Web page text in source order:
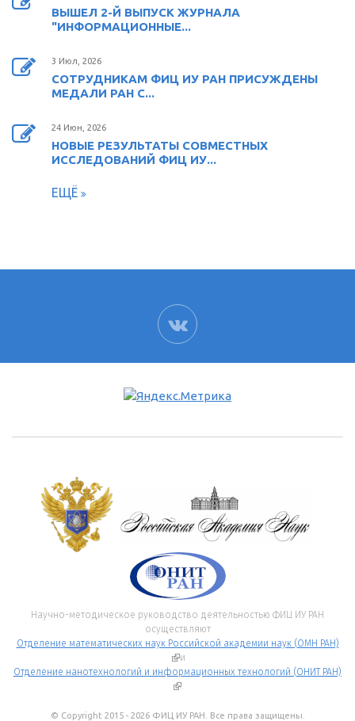
ВЫШЕЛ 2-Й ВЫПУСК ЖУРНАЛА
"ИНФОРМАЦИОННЫЕ...
3 Июл, 2026
СОТРУДНИКАМ ФИЦ ИУ РАН ПРИСУЖДЕНЫ
МЕДАЛИ РАН С...
24 Июн, 2026
НОВЫЕ РЕЗУЛЬТАТЫ СОВМЕСТНЫХ
ИССЛЕДОВАНИЙ ФИЦ ИУ...
ЕЩЁ
ВК
Научно-методическое руководство деятельностью ФИЦ ИУ РАН
осуществляют
Отделение математических наук Российской академии наук (ОМН РАН)
(внешняя ссылка)
и
Отделение нанотехнологий и информационных технологий (ОНИТ РАН)
(внешняя ссылка)
© Copyright 2015 - 2026 ФИЦ ИУ РАН. Все права защищены.